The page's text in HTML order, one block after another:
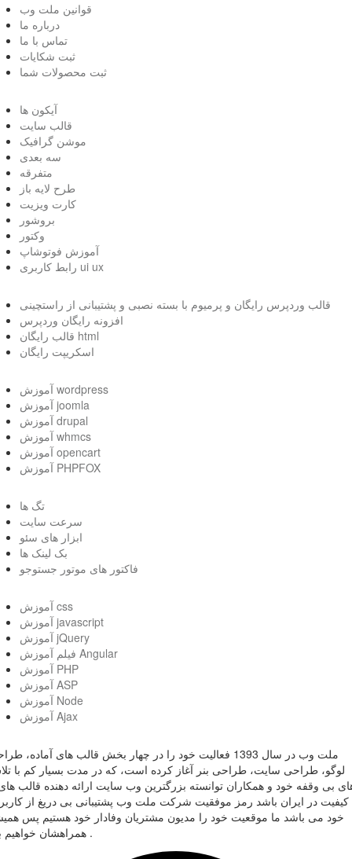
قوانین ملت وب
درباره ما
تماس با ما
ثبت شکایات
ثبت محصولات شما
آیکون ها
قالب سایت
موشن گرافیک
سه بعدی
متفرقه
طرح لایه باز
کارت ویزیت
بروشور
وکتور
آموزش فوتوشاپ
رابط کاربری ui ux
قالب وردپرس رایگان و پرمیوم با بسته نصبی و پشتیبانی از راستچینی
افزونه رایگان وردپرس
قالب رایگان html
اسکریپت رایگان
آموزش wordpress
آموزش joomla
آموزش drupal
آموزش whmcs
آموزش opencart
آموزش PHPFOX
تگ ها
سرعت سایت
ابزار های سئو
بک لینک ها
فاکتور های موتور جستوجو
آموزش css
آموزش javascript
آموزش jQuery
فیلم آموزش Angular
آموزش PHP
آموزش ASP
آموزش Node
آموزش Ajax
ملت وب در سال 1393 فعالیت خود را در چهار بخش قالب های آماده،
لوگو، طراحی سایت، طراحی بنر آغاز کرده است، که در مدت بسیار کم با
بی وقفه خود و همکاران توانسته بزرگترین وب سایت ارائه دهنده قالب
کیفیت در ایران باشد رمز موفقیت شرکت ملت وب پشتیبانی بی دریغ از
خود می باشد ما موقعیت خود را مدیون مشتریان وفادار خود هستیم پس
همراهشان خواهیم بود .